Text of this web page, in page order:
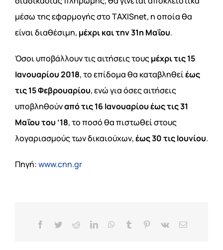
μέσω της εφαρμογής στο TAXISnet, η οποία θα
είναι διαθέσιμη, μέχρι και την 31η Μαΐου.
Όσοι υποβάλλουν τις αιτήσεις τουςμέχρι τις 15
Ιανουαρίου 2018, το επίδομα θα καταβληθείέως
τις 15 Φεβρουαρίου, ενώ για όσες αιτήσεις
υποβληθούναπό τις 16 Ιανουαρίου έως τις 31
Μαΐου του ’18, το ποσό θα πιστωθεί στους
λογαριασμούς των δικαιούχων,έως 30 τις Ιουνίου.
Πηγή:www.cnn.gr
Facebook
TwitterRedditLinkedInWhatsApp
Tumblr Pinterest
Vk Email